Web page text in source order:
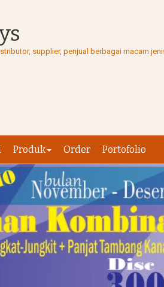
supplier, penjual berbagai macam
Produk Order Portofolio